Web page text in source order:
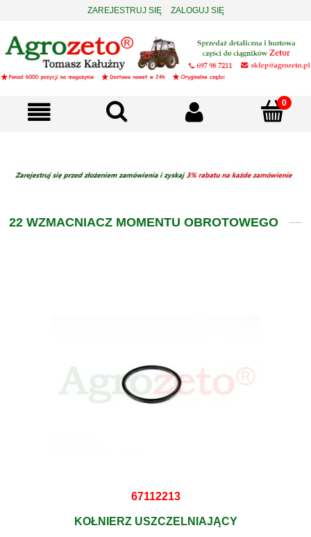
ZAREJESTRUJ SIĘ ZALOGUJ SIĘ
22 WZMACNIACZ MOMENTU OBROTOWEGO
67112213
KOŁNIERZ USZCZELNIAJĄCY